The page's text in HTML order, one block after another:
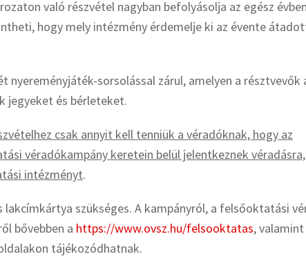
való részvétel nagyban befolyásolja az egész
hogy mely intézmény érdemelje ki az évente
nyereményjáték-sorsolással zárul, amelyen a résztvevők
jegyeket és bérleteket.
csak annyit kell tenniük a véradóknak, hogy az
véradókampány keretein belül jelentkeznek
intézményt.
lakcímkártya szükséges. A kampányról, a felsőoktatási
bővebben a https://www.ovsz.hu/felsooktatas, valamint
tájékozódhatnak.